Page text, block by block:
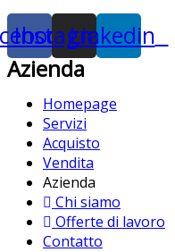
Instagram
Linkedin
Azienda
Homepage
Servizi
Acquisto
Vendita
Azienda
Chi siamo
Offerte di lavoro
Contatto